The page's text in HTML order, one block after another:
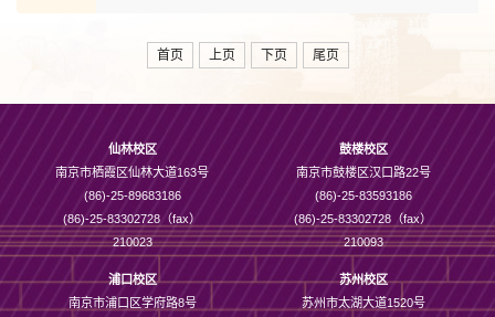
首页 上页 下页 尾页
仙林校区
南京市栖霞区仙林大道163号
(86)-25-89683186
(86)-25-83302728（fax）
210023
鼓楼校区
南京市鼓楼区汉口路22号
(86)-25-83593186
(86)-25-83302728（fax）
210093
浦口校区
南京市浦口区学府路8号
苏州校区
苏州市太湖大道1520号